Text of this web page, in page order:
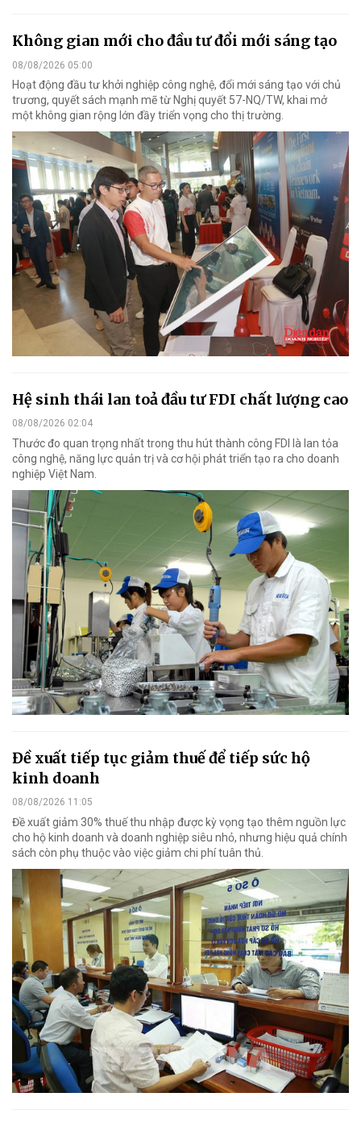
Không gian mới cho đầu tư đổi mới sáng tạo
08/08/2026 05:00
Hoạt động đầu tư khởi nghiệp công nghệ, đổi mới sáng tạo với chủ
trương, quyết sách mạnh mẽ từ Nghị quyết 57-NQ/TW, khai mở
một không gian rộng lớn đầy triển vọng cho thị trường.
Hệ sinh thái lan toả đầu tư FDI chất lượng cao
08/08/2026 02:04
Thước đo quan trọng nhất trong thu hút thành công FDI là lan tỏa
công nghệ, năng lực quản trị và cơ hội phát triển tạo ra cho doanh
nghiệp Việt Nam.
Đề xuất tiếp tục giảm thuế để tiếp sức hộ
kinh doanh
08/08/2026 11:05
Đề xuất giảm 30% thuế thu nhập được kỳ vọng tạo thêm nguồn lực
cho hộ kinh doanh và doanh nghiệp siêu nhỏ, nhưng hiệu quả chính
sách còn phụ thuộc vào việc giảm chi phí tuân thủ.